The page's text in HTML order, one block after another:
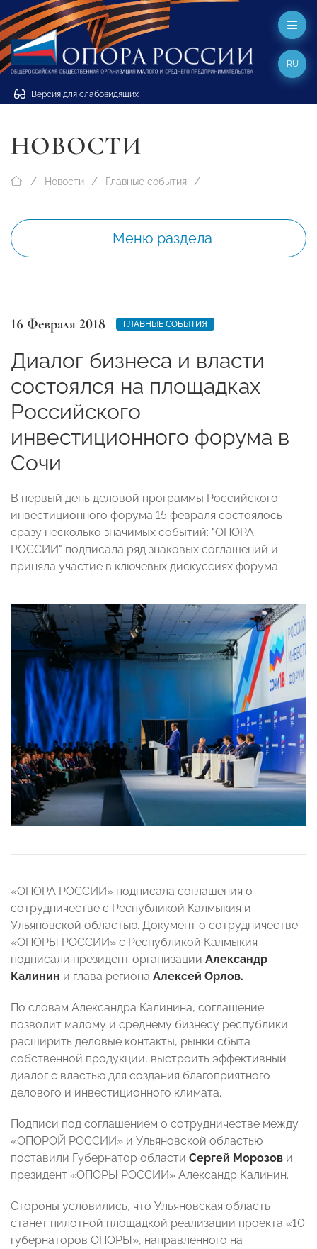
Версия для слабовидящих
RU
НОВОСТИ
Новости Главные события
Меню раздела
16 Февраля 2018 ГЛАВНЫЕ СОБЫТИЯ
Диалог бизнеса и власти
состоялся на площадках
Российского
инвестиционного форума в
Сочи
В первый день деловой программы Российского
инвестиционного форума 15 февраля состоялось
сразу несколько значимых событий: "ОПОРА
РОССИИ" подписала ряд знаковых соглашений и
приняла участие в ключевых дискуссиях форума.
«ОПОРА РОССИИ» подписала соглашения о
сотрудничестве с Республикой Калмыкия и
Ульяновской областью. Документ о сотрудничестве
«ОПОРЫ РОССИИ» с Республикой Калмыкия
подписали президент организации Александр
Калинин и глава региона Алексей Орлов.
По словам Александра Калинина, соглашение
позволит малому и среднему бизнесу республики
расширить деловые контакты, рынки сбыта
собственной продукции, выстроить эффективный
диалог с властью для создания благоприятного
делового и инвестиционного климата.
Подписи под соглашением о сотрудничестве между
«ОПОРОЙ РОССИИ» и Ульяновской областью
поставили Губернатор области Сергей Морозов и
президент «ОПОРЫ РОССИИ» Александр Калинин.
Стороны условились, что Ульяновская область
станет пилотной площадкой реализации проекта «10
губернаторов ОПОРЫ», направленного на